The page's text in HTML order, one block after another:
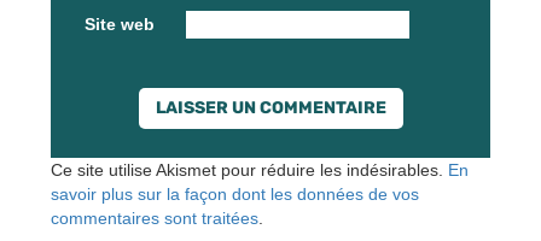
Site web
Ce site utilise Akismet pour réduire les indésirables. En
savoir plus sur la façon dont les données de vos
commentaires sont traitées